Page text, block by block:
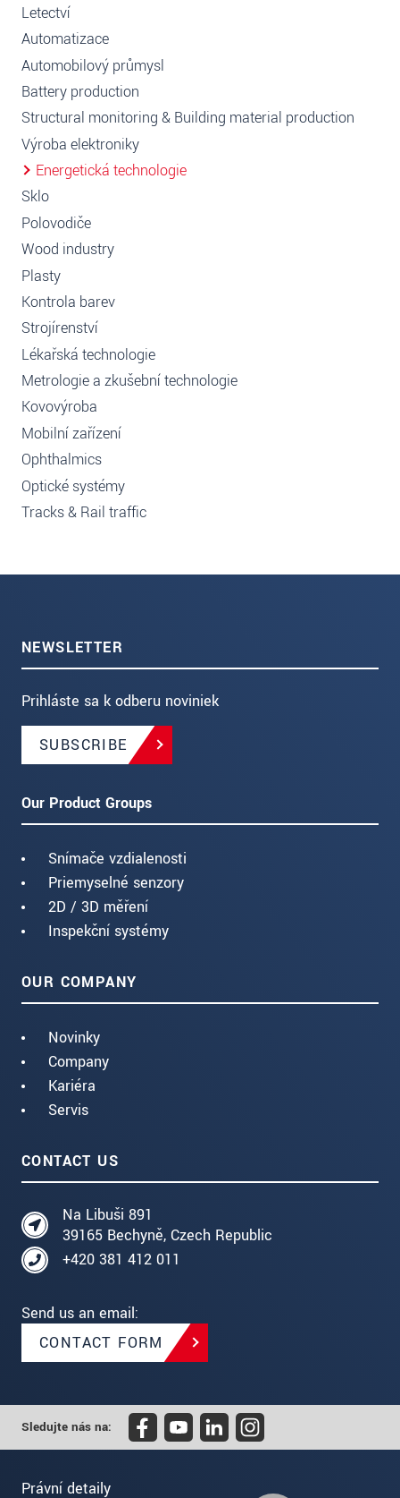
Letectví
Automatizace
Automobilový průmysl
Battery production
Structural monitoring & Building material production
Výroba elektroniky
Energetická technologie
Sklo
Polovodiče
Wood industry
Plasty
Kontrola barev
Strojírenství
Lékařská technologie
Metrologie a zkušební technologie
Kovovýroba
Mobilní zařízení
Ophthalmics
Optické systémy
Tracks & Rail traffic
NEWSLETTER
Prihláste sa k odberu noviniek
SUBSCRIBE
Our Product Groups
Snímače vzdialenosti
Priemyselné senzory
2D / 3D měření
Inspekční systémy
OUR COMPANY
Novinky
Company
Kariéra
Servis
CONTACT US
Na Libuši 891
39165 Bechyně, Czech Republic
+420 381 412 011
Send us an email:
CONTACT FORM
Sledujte nás na:
Právní detaily